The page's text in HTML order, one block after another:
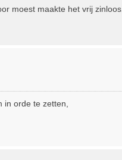
moest maakte het vrij zinloos.
orde te zetten,